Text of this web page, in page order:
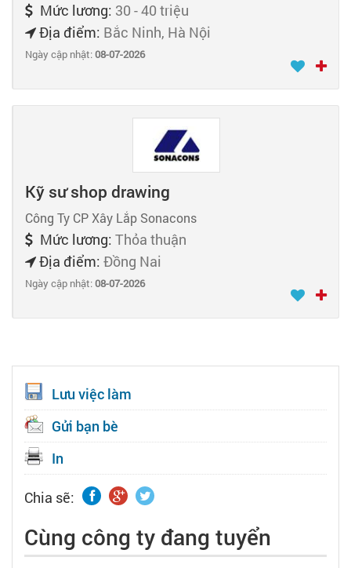
Mức lương: 30 - 40 triệu
Địa điểm: Bắc Ninh, Hà Nội
Ngày cập nhật:08-07-2026
Kỹ sư shop drawing
Công Ty CP Xây Lắp Sonacons
Mức lương: Thỏa thuận
Địa điểm: Đồng Nai
Ngày cập nhật:08-07-2026
Lưu việc làm
Gửi bạn bè
In
Chia sẽ:
Cùng công ty đang tuyển